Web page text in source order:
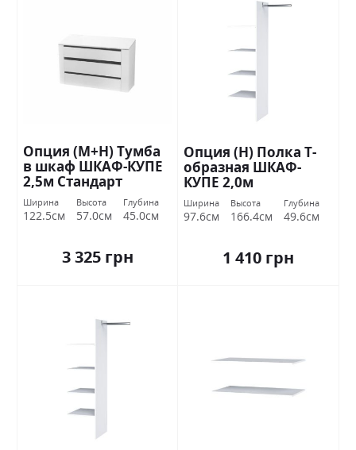
Опция (М+Н) Тумба
в шкаф ШКАФ-КУПЕ
2,5м Стандарт
Ширина
122.5см
Высота
57.0см
Глубина
45.0см
3 325 грн
Опция (Н) Полка Т-
образная ШКАФ-
КУПЕ 2,0м
Ширина
97.6см
Высота
166.4см
Глубина
49.6см
1 410 грн